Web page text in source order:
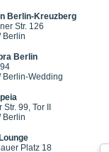
Berlin-Kreuzberg
Str. 126
Berlin
Berlin
Berlin-Wedding
99, Tor II
Berlin
Platz 18